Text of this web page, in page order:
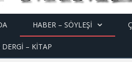
HABER – SÖYLEŞI
– KİTAP